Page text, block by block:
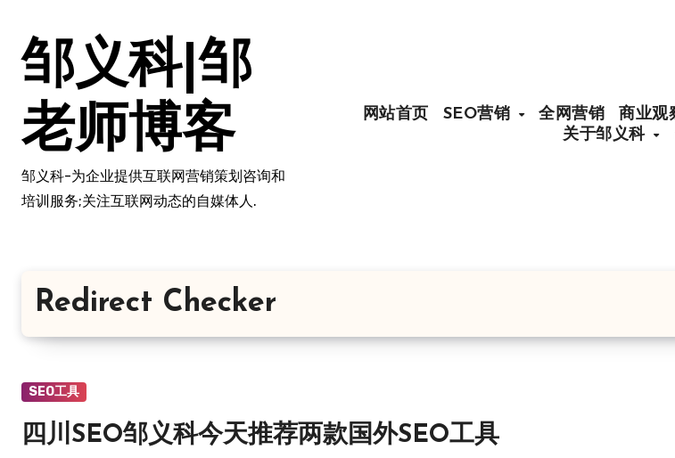
邹义科|邹
老师博客
邹义科-为企业提供互联网营销策划咨询和
培训服务;关注互联网动态的自媒体人.
网站首页 SEO营销 全网营销 商业观
关于邹义科
Redirect Checker
SEO工具
四川SEO邹义科今天推荐两款国外SEO工具